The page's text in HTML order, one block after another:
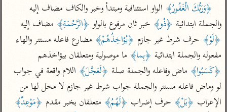
Type 1 or more
characters for results.
أمّهات
تفسير الطبري
تفسير ابن كثير
تفسير القرطبي
تفسير البغوي
عامّة
فتح البيان للقنوجي
فتح القدير للشوكاني
تفسير ابن جزي
موسوعات
معاصرة
الميسر
المختصر في
التفسير
تفسير السعدي
أيسر التفاسير
﴿وَرَبُّكَ الْغَفُورُ﴾
والجملة ابتدائية ﴿ذُو﴾ خبر ثان مرفوع بالواو ﴿الرَّحْمَةِ﴾ مضاف إليه
﴿لَوْ﴾ حرف شرط غير جازم ﴿يُؤاخِذُهُمْ﴾
مفعوله والجملة ابتدائية ﴿بِما﴾ ما موصولية ومتعلقان بيؤاخذهم
﴿كَسَبُوا﴾ ماض وفاعله والجملة صلة ﴿لَعَجَّلَ﴾
الإعراب ﴿بَلْ﴾ حرف إضراب ﴿لَهُمُ﴾ متعلقان بخبر مقدم ﴿مَوْعِدٌ﴾